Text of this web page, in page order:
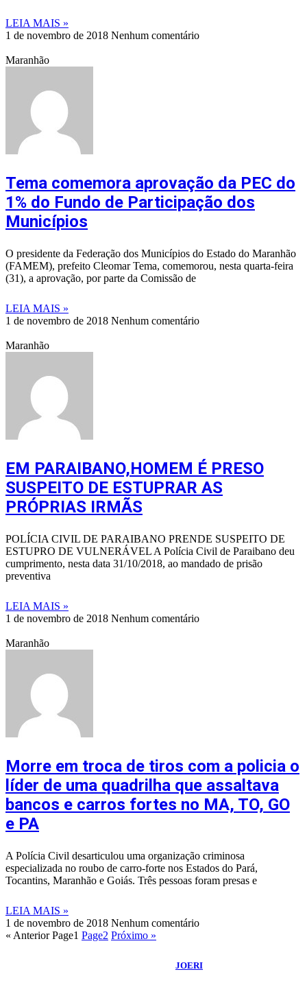
LEIA MAIS »
1 de novembro de 2018 Nenhum comentário
Maranhão
Tema comemora aprovação da PEC do
1% do Fundo de Participação dos
Municípios
O presidente da Federação dos Municípios do Estado do Maranhão
(FAMEM), prefeito Cleomar Tema, comemorou, nesta quarta-feira
(31), a aprovação, por parte da Comissão de
LEIA MAIS »
1 de novembro de 2018 Nenhum comentário
Maranhão
EM PARAIBANO,HOMEM É PRESO
SUSPEITO DE ESTUPRAR AS
PRÓPRIAS IRMÃS
POLÍCIA CIVIL DE PARAIBANO PRENDE SUSPEITO DE
ESTUPRO DE VULNERÁVEL A Polícia Civil de Paraibano deu
cumprimento, nesta data 31/10/2018, ao mandado de prisão
preventiva
LEIA MAIS »
1 de novembro de 2018 Nenhum comentário
Maranhão
Morre em troca de tiros com a policia o
líder de uma quadrilha que assaltava
bancos e carros fortes no MA, TO, GO
e PA
A Polícia Civil desarticulou uma organização criminosa
especializada no roubo de carro-forte nos Estados do Pará,
Tocantins, Maranhão e Goiás. Três pessoas foram presas e
LEIA MAIS »
1 de novembro de 2018 Nenhum comentário
« Anterior Page1 Page2 Próximo »
JOERI